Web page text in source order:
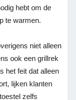
hebt om de
te warmen.
niet alleen
ook een grillrek
het feit dat alleen
lijken klanten
zelfs